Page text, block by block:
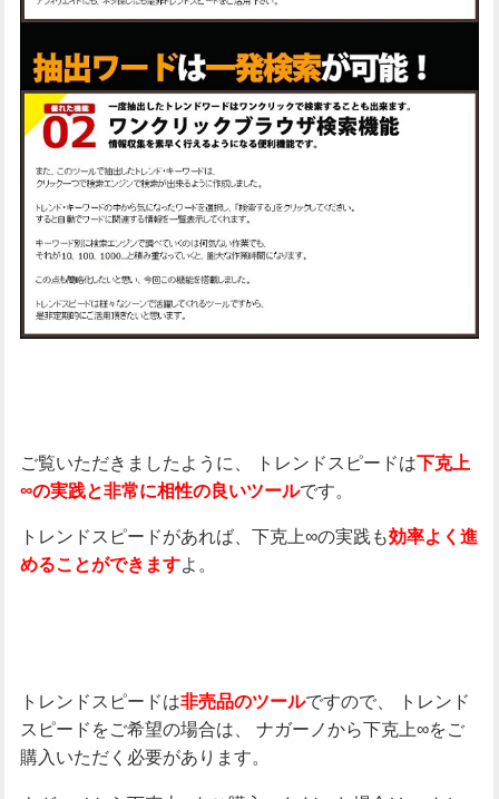
ご覧いただきましたように、 トレンドスピードは下克上
∞の実践と非常に相性の良いツールです。
トレンドスピードがあれば、下克上∞の実践も効率よく進
めることができますよ。
トレンドスピードは非売品のツールですので、
トレンド
スピードをご希望の場合は、
ナガーノから下克上∞をご
購入いただく必要があります。